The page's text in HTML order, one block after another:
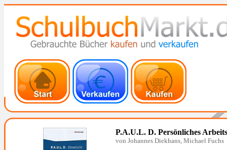
P.A.U.L. D. Persönliches
von Johannes Diekhans, Michael Fuchs